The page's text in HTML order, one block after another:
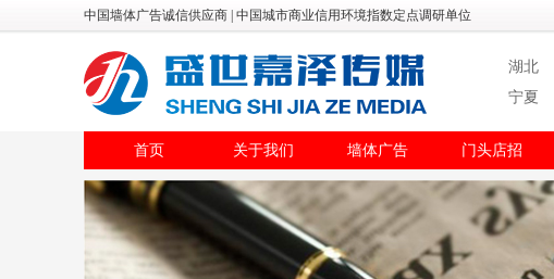
中国墙体广告诚信供应商 | 中国城市商业信用环境指数定点调研单位
湖北
宁夏
首页 关于我们 墙体广告 门头店招